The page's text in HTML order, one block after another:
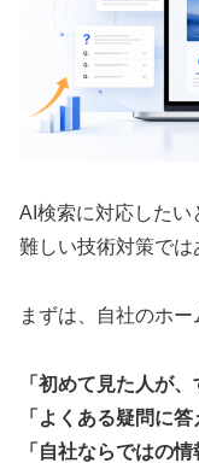
AI検索に対応したい
難しい技術対策では
まずは、自社のホー
「初めて見た人が
「よくある疑問に
「自社ならではの